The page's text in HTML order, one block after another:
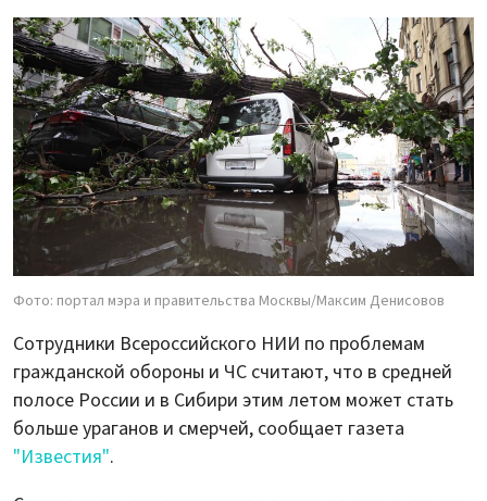
Фото: портал мэра и правительства Москвы/Максим Денисовов
Сотрудники Всероссийского НИИ по проблемам
гражданской обороны и ЧС считают, что в средней
полосе России и в Сибири этим летом может стать
больше ураганов и смерчей, сообщает газета
"Известия".